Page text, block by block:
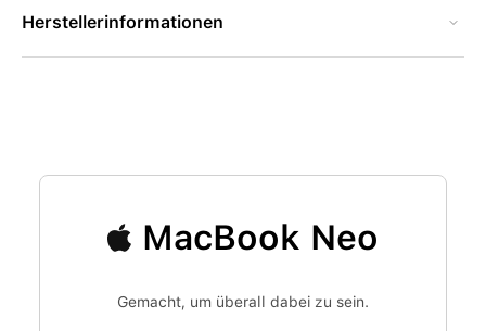
Herstellerinformationen
MacBook Neo
Gemacht, um überall dabei zu sein.